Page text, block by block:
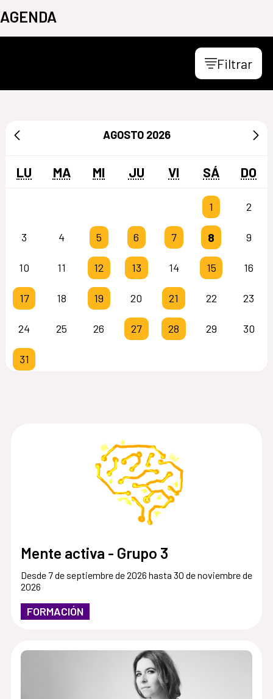
AGENDA
Filtrar
Mente activa - Grupo 3
Desde 7 de septiembre de 2026 hasta 30 de noviembre de
2026
FORMACIÓN
AGOSTO 2026
LU MA MI JU VI SÁ DO
1 2
3 4 5 6 7 8 9
10 11 12 13 14 15 16
17 18 19 20 21 22 23
24 25 26 27 28 29 30
31